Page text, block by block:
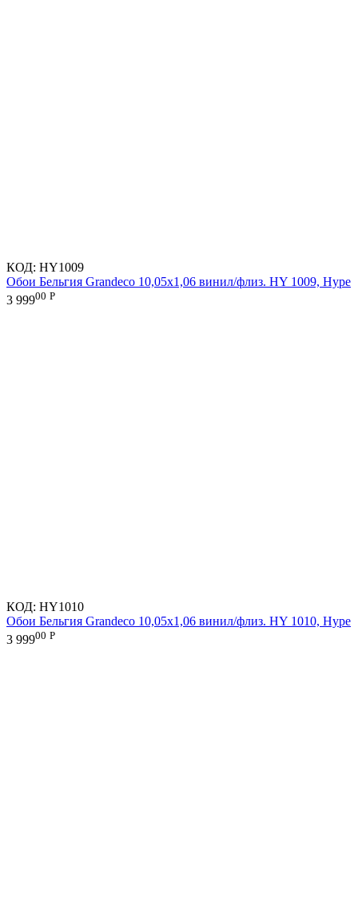
КОД: HY1009
Обои Бельгия Grandeco 10,05х1,06 винил/флиз. HY 1009, Hype
3 99900 Р
КОД: HY1010
Обои Бельгия Grandeco 10,05х1,06 винил/флиз. HY 1010, Hype
3 99900 Р